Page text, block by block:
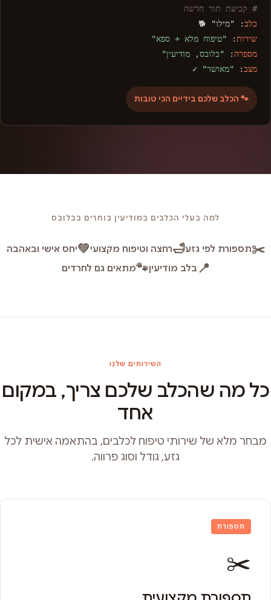
# קביעת תור חדשה
כלב: "מילו" 🐕
שירות : "טיפוח מלא + ספא"
מספרה: "בלובס, מודיעין"
מצב: "מאושר" ✓
🐾 הכלב שלכם בידיים הכי טובות
למה בעלי הכלבים במודיעין בוחרים בבלובס
✂️תספורת לפי גזע🛁רחצה וטיפוח מקצועי💚יחס אישי ובאהבה
📍 בלב מודיעין🐾מתאים גם לחרדים
השירותים שלנו
כל מה שהכלב שלכם צריך, במקום
אחד
מבחר מלא של שירותי טיפוח לכלבים, בהתאמה אישית לכל
גזע, גודל וסוג פרווה.
תספורת
✂️